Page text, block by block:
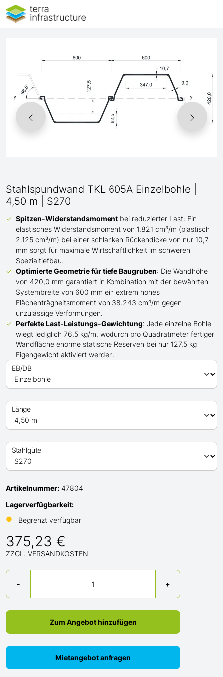
Stahlspundwand TKL 605A Einzelbohle |
4,50 m | S270
Spitzen-Widerstandsmoment bei reduzierter Last: Ein
elastisches Widerstandsmoment von 1.821 cm³/m (plastisch
2.125 cm³/m) bei einer schlanken Rückendicke von nur 10,7
mm sorgt für maximale Wirtschaftlichkeit im schweren
Spezialtiefbau.
Optimierte Geometrie für tiefe Baugruben: Die Wandhöhe
von 420,0 mm garantiert in Kombination mit der bewährten
Systembreite von 600 mm ein extrem hohes
Flächenträgheitsmoment von 38.243 cm⁴/m gegen
unzulässige Verformungen.
Perfekte Last-Leistungs-Gewichtung: Jede einzelne Bohle
wiegt lediglich 76,5 kg/m, wodurch pro Quadratmeter fertiger
Wandfläche enorme statische Reserven bei nur 127,5 kg
Eigengewicht aktiviert werden.
EB/DB
Länge
Stahlgüte
Artikelnummer: 47804
Lagerverfügbarkeit:
●
Begrenzt verfügbar
375,23 €
ZZGL. VERSANDKOSTEN
-
Menge
+
Zum Angebot hinzufügen
Mietangebot anfragen